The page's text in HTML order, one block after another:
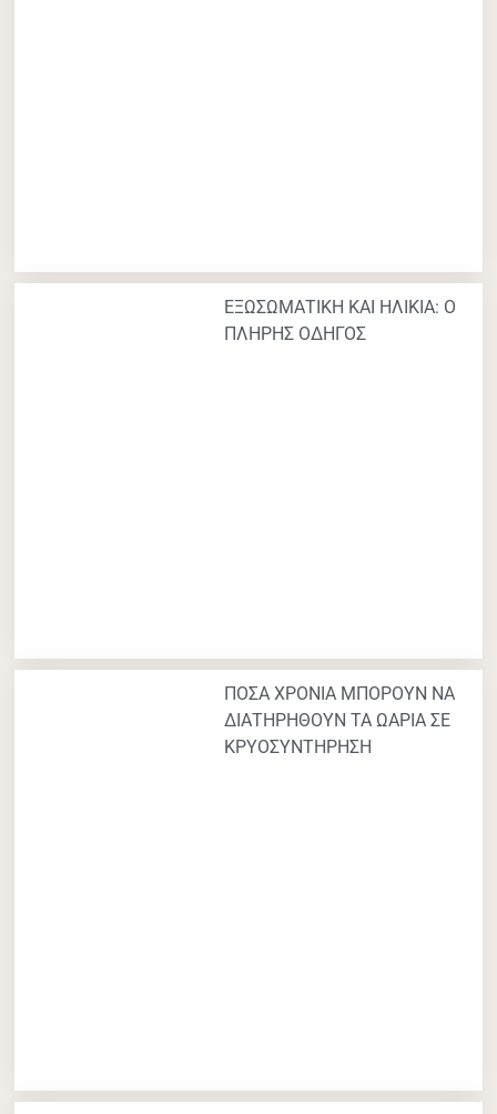
ΕΞΩΣΩΜΑΤΙΚΗ ΚΑΙ ΗΛΙΚΙΑ: Ο
ΠΛΗΡΗΣ ΟΔΗΓΟΣ
ΠΟΣΑ ΧΡΟΝΙΑ ΜΠΟΡΟΥΝ ΝΑ
ΔΙΑΤΗΡΗΘΟΥΝ ΤΑ ΩΑΡΙΑ ΣΕ
ΚΡΥΟΣΥΝΤΗΡΗΣΗ